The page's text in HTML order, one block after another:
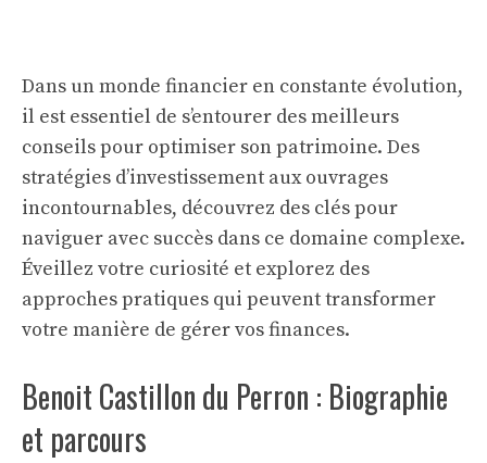
Dans un monde financier en constante évolution,
il est essentiel de s’entourer des meilleurs
conseils pour optimiser son patrimoine. Des
stratégies d’investissement aux ouvrages
incontournables, découvrez des clés pour
naviguer avec succès dans ce domaine complexe.
Éveillez votre curiosité et explorez des
approches pratiques qui peuvent transformer
votre manière de gérer vos finances.
Benoit Castillon du Perron : Biographie
et parcours